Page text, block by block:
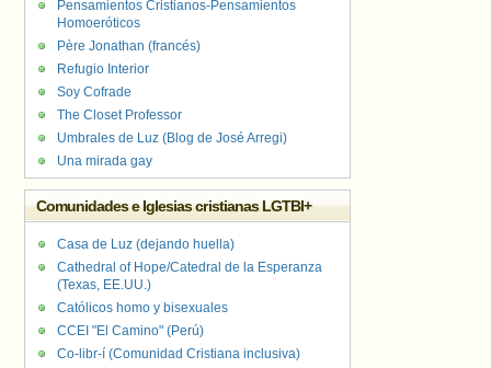
Pensamientos Cristianos-Pensamientos
Homoeróticos
Père Jonathan (francés)
Refugio Interior
Soy Cofrade
The Closet Professor
Umbrales de Luz (Blog de José Arregi)
Una mirada gay
Comunidades e Iglesias cristianas LGTBI+
Casa de Luz (dejando huella)
Cathedral of Hope/Catedral de la Esperanza
(Texas, EE.UU.)
Católicos homo y bisexuales
CCEI "El Camino" (Perú)
Co-libr-í (Comunidad Cristiana inclusiva)